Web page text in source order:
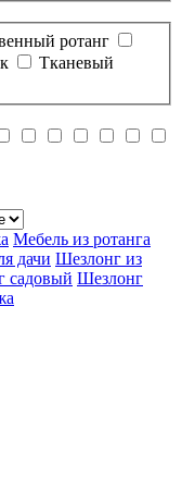
ротанг
Тканевый
Мебель из ротанга
дачи Шезлонг из
садовый Шезлонг